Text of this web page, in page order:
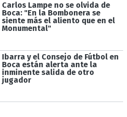
Carlos Lampe no se olvida de
Boca: "En la Bombonera se
siente más el aliento que en el
Monumental"
Ibarra y el Consejo de Fútbol en
Boca están alerta ante la
inminente salida de otro
jugador